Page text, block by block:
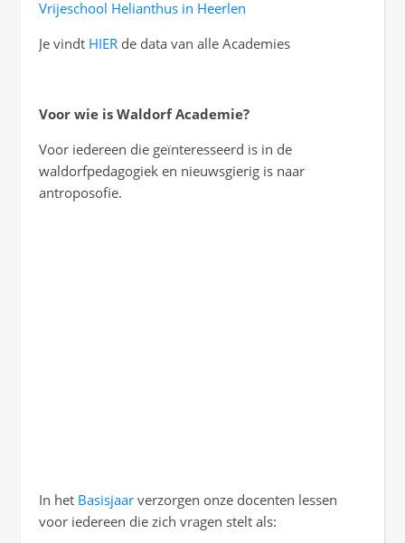
Vrijeschool Helianthus in Heerlen
Je vindt HIER de data van alle Academies
Voor wie is Waldorf Academie?
Voor iedereen die geïnteresseerd is in de
waldorfpedagogiek en nieuwsgierig is naar
antroposofie.
In het Basisjaar verzorgen onze docenten lessen
voor iedereen die zich vragen stelt als: